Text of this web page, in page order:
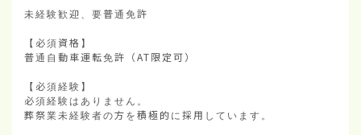
未経験歓迎、要普通免許
【必須資格】
普通自動車運転免許（AT限定可）
【必須経験】
必須経験はありません。
葬祭業未経験者の方を積極的に採用しています。